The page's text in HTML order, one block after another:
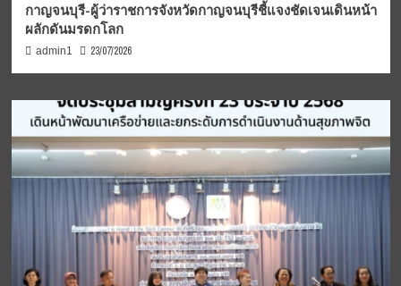
กาญจนบุรี-ผู้ว่าราชการจังหวัดกาญจนบุรีชี้แจงชัดเจนเดินหน้า
ผลักดันมรดกโลก
admin1 23/07/2026